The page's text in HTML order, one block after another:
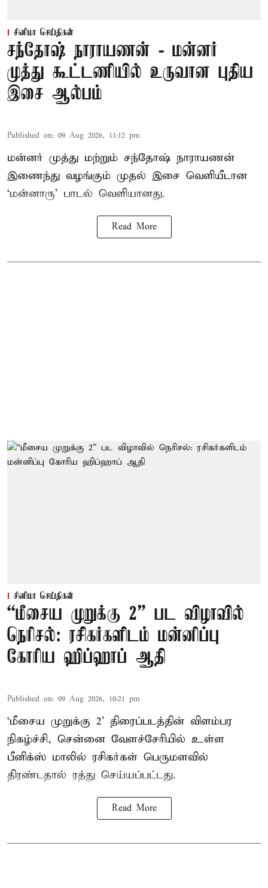
சினிமா செய்திகள்
சந்தோஷ் நாராயணன் - மன்னர்
முத்து கூட்டணியில் உருவான புதிய
இசை ஆல்பம்
Published on: 09 Aug 2026, 11:12 pm
மன்னர் முத்து மற்றும் சந்தோஷ் நாராயணன்
இணைந்து வழங்கும் முதல் இசை வெளியீடான
‘மன்னாரு’ பாடல் வெளியானது.
Read More
சினிமா செய்திகள்
“மீசைய முறுக்கு 2” பட விழாவில்
நெரிசல்: ரசிகர்களிடம் மன்னிப்பு
கோரிய ஹிப்ஹாப் ஆதி
Published on: 09 Aug 2026, 10:21 pm
‘மீசைய முறுக்கு 2’ திரைப்படத்தின் விளம்பர
நிகழ்ச்சி, சென்னை வேளச்சேரியில் உள்ள
பீனிக்ஸ் மாலில் ரசிகர்கள் பெருமளவில்
திரண்டதால் ரத்து செய்யப்பட்டது.
Read More